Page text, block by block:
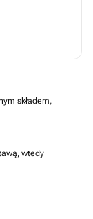
składem,
wtedy